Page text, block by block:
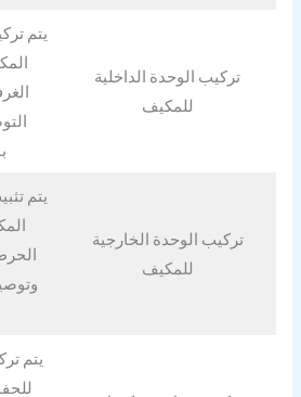
تركيب الوحدة الداخلية
للمكيف
يتم
تركيب الوحدة الخارجية
للمكيف
يتم
يتم